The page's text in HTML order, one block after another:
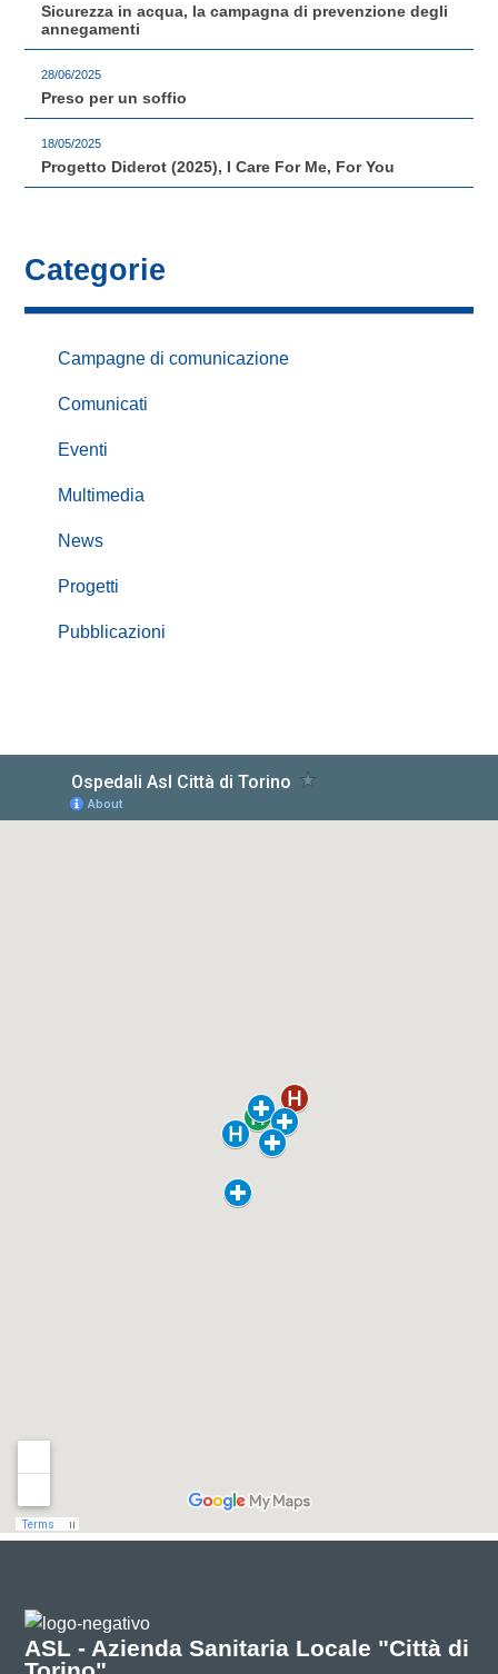
Sicurezza in acqua, la campagna di prevenzione degli
annegamenti
28/06/2025
Preso per un soffio
18/05/2025
Progetto Diderot (2025), I Care For Me, For You
Categorie
Campagne di comunicazione
Comunicati
Eventi
Multimedia
News
Progetti
Pubblicazioni
ASL - Azienda Sanitaria Locale "Città di